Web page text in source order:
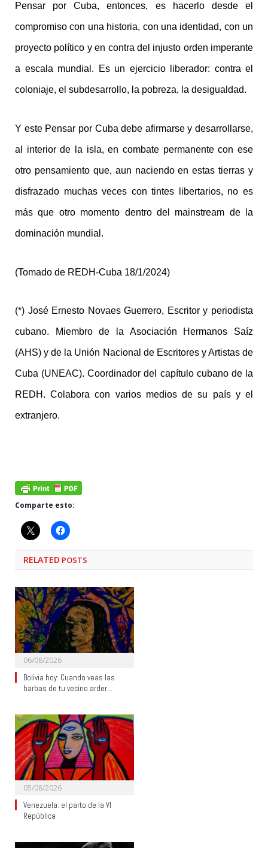
Pensar por Cuba, entonces, es hacerlo desde el
compromiso con una historia, con una identidad, con un
proyecto político y en contra del injusto orden imperante
a escala mundial. Es un ejercicio liberador: contra el
coloniaje, el subdesarrollo, la pobreza, la desigualdad.
Y este Pensar por Cuba debe afirmarse y desarrollarse,
al interior de la isla, en combate permanente con ese
otro pensamiento que, aun naciendo en estas tierras y
disfrazado muchas veces con tintes libertarios, no es
más que otro momento dentro del mainstream de la
dominación mundial.
(Tomado de REDH-Cuba 18/1/2024)
(*) José Ernesto Novaes Guerrero, Escritor y periodista
cubano. Miembro de la Asociación Hermanos Saíz
(AHS) y de la Unión Nacional de Escritores y Artistas de
Cuba (UNEAC). Coordinador del capítulo cubano de la
REDH. Colabora con varios medios de su país y el
extranjero.
Comparte esto:
RELATED POSTS
06/08/2026
Bolivia hoy: Cuando veas las
barbas de tu vecino arder…
05/08/2026
Venezuela: el parto de la VI
República